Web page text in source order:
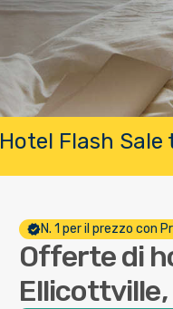
Hotel Flash
N. 1 per il prezzo con
Offerte di
Ellicottville,